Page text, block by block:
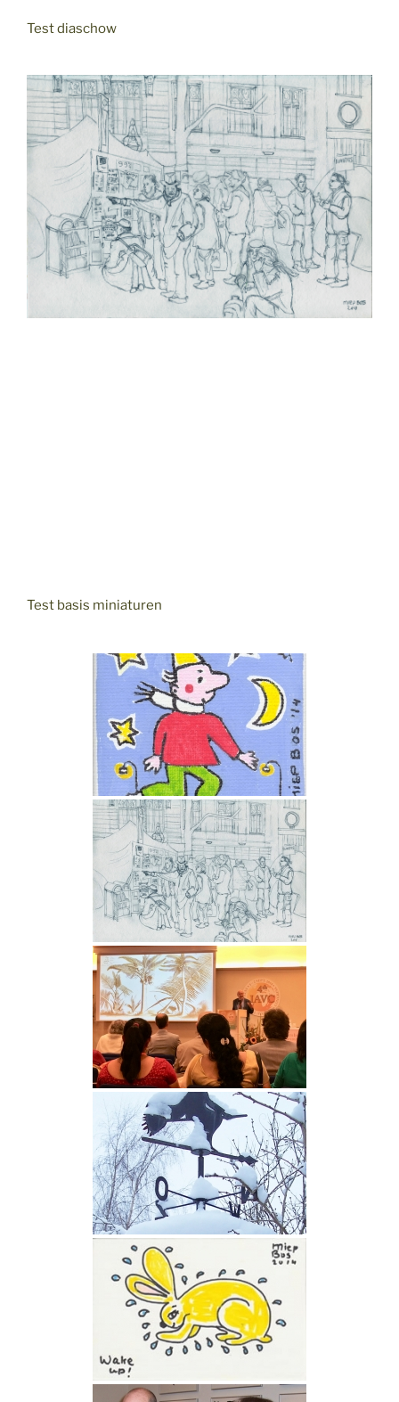
Test diaschow
Test basis miniaturen